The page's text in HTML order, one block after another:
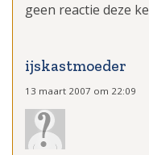
geen reactie deze
ijskastmoeder
13 maart 2007 om 22:09